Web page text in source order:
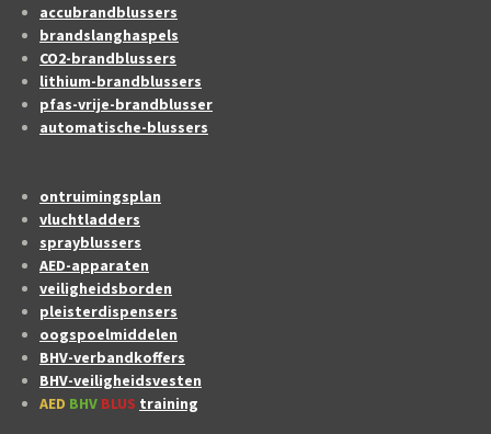
accubrandblussers
brandslanghaspels
CO2-brandblussers
lithium-brandblussers
pfas-vrije-brandblusser
automatische-blussers
ontruimingsplan
vluchtladders
sprayblussers
AED-apparaten
veiligheidsborden
pleisterdispensers
oogspoelmiddelen
BHV-verbandkoffers
BHV-veiligheidsvesten
AED BHV BLUS training